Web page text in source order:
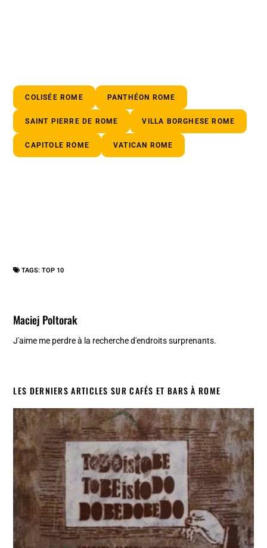
COLISÉE ROME PANTHÉON ROME
SAINT PIERRE DE ROME VILLA BORGHESE ROME
CAPITOLE ROME VATICAN ROME
TAGS:TOP 10
Maciej Poltorak
J'aime me perdre à la recherche d'endroits surprenants.
LES DERNIERS ARTICLES SUR CAFÉS ET BARS À ROME